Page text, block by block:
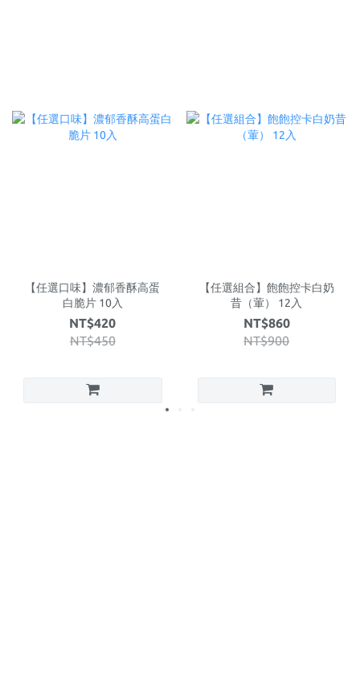
【任選口味】濃郁香酥高蛋
白脆片 10入
NT$420
NT$450
【任選組合】飽飽控卡白奶
昔（葷） 12入
NT$860
NT$900